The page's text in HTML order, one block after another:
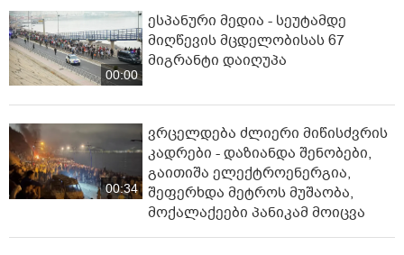
00:00
ესპანური მედია - სეუტამდე
მიღწევის მცდელობისას 67
მიგრანტი დაიღუპა
00:34
ვრცელდება ძლიერი მიწისძვრის
კადრები - დაზიანდა შენობები,
გაითიშა ელექტროენერგია,
შეფერხდა მეტროს მუშაობა,
მოქალაქეები პანიკამ მოიცვა